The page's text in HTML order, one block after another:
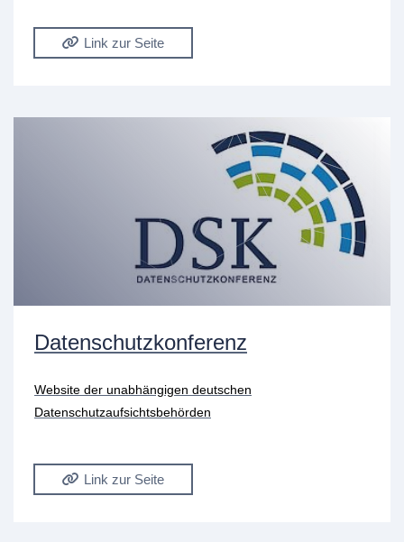
Link zur Seite
Datenschutzkonferenz
Website der unabhängigen deutschen
Datenschutzaufsichtsbehörden
Link zur Seite